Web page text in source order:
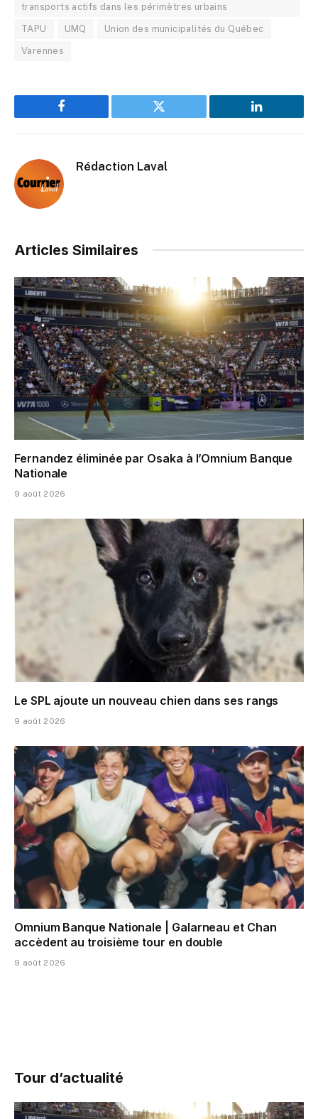
transports actifs dans les périmètres urbains
TAPU UMQ Union des municipalités du Québec
Varennes
Facebook Twitter LinkedIn
Rédaction Laval
Articles Similaires
Fernandez éliminée par Osaka à l’Omnium Banque
Nationale
9 août 2026
Le SPL ajoute un nouveau chien dans ses rangs
9 août 2026
Omnium Banque Nationale | Galarneau et Chan
accèdent au troisième tour en double
9 août 2026
Tour d’actualité